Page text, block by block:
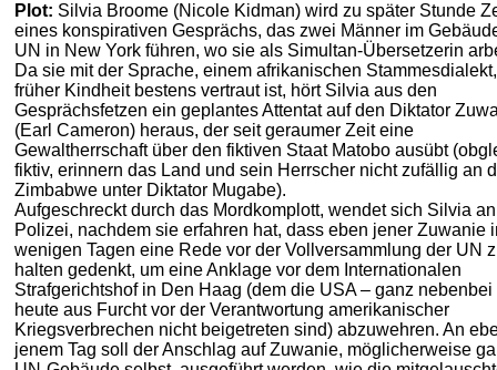
Plot: Silvia Broome (Nicole Kidman) wird zu später Stunde
eines konspirativen Gesprächs, das zwei Männer im
UN in New York führen, wo sie als Simultan-Übersetzerin
Da sie mit der Sprache, einem afrikanischen
früher Kindheit bestens vertraut ist, hört Silvia aus den
Gesprächsfetzen ein geplantes Attentat auf den Diktator
(Earl Cameron) heraus, der seit geraumer Zeit eine
Gewaltherrschaft über den fiktiven Staat Matobo ausübt
fiktiv, erinnern das Land und sein Herrscher nicht zufällig an
Zimbabwe unter Diktator Mugabe).
Aufgeschreckt durch das Mordkomplott, wendet sich Silvia
Polizei, nachdem sie erfahren hat, dass eben jener Zuwanie
wenigen Tagen eine Rede vor der Vollversammlung der UN
halten gedenkt, um eine Anklage vor dem Internationalen
Strafgerichtshof in Den Haag (dem die USA – ganz nebenbei
heute aus Furcht vor der Verantwortung amerikanischer
Kriegsverbrechen nicht beigetreten sind) abzuwehren. An
jenem Tag soll der Anschlag auf Zuwanie, möglicherweise